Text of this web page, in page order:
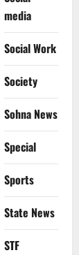
media
Social Work
Society
Sohna News
Special
Sports
State News
STF